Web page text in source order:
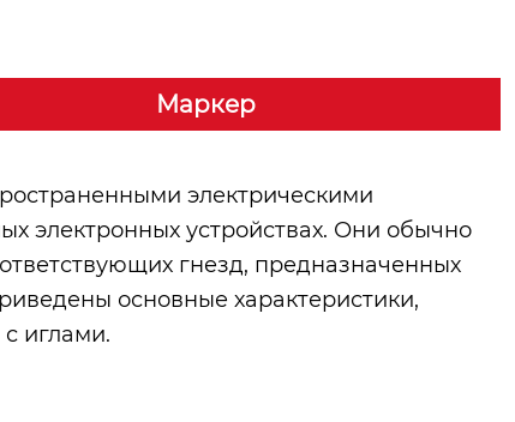
Маркер
электрическими
электронных устройствах. Они обычно
гнезд, предназначенных
основные характеристики,
иглами.